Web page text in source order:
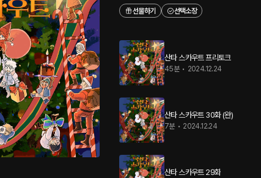
선물하기 선택소장
산타 스카우트 프리토크
45분 • 2024.12.24
산타 스카우트 30화 (완)
7분 • 2024.12.24
산타 스카우트 29화